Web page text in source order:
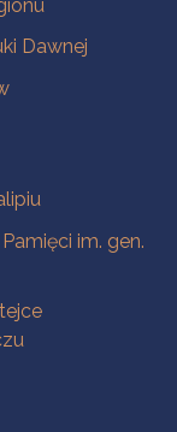
Dawnej
im. gen.